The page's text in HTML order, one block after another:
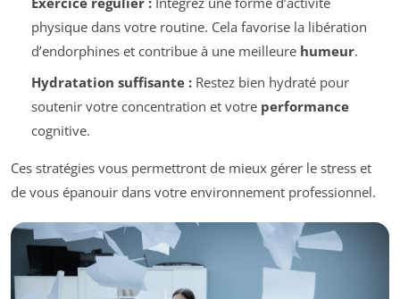
physique dans votre routine. Cela favorise la libération
d’endorphines et contribue à une meilleure humeur.
Hydratation suffisante :Restez bien hydraté pour
soutenir votre concentration et votre performance
cognitive.
Ces stratégies vous permettront de mieux gérer le stress et
de vous épanouir dans votre environnement professionnel.